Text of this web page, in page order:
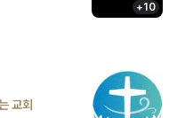
+10
교회